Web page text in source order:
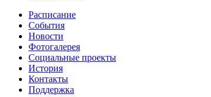
Расписание
События
Новости
Фотогалерея
Социальные проекты
История
Контакты
Поддержка